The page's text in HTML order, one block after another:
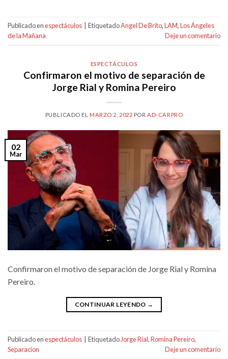
Publicado enespectáculos EtiquetadoAngel De Brito,LAM,Los Ángeles
de la Mañana
Deje un comentario
ESPECTÁCULOS
Confirmaron el motivo de separación de
Jorge Rial y Romina Pereiro
PUBLICADO EL MARZO 2, 2022 PORAD-CARPRO
02
Mar
Confirmaron el motivo de separación de Jorge Rial y Romina
Pereiro.
CONTINUAR LEYENDO →
Publicado enespectáculos Etiquetado Jorge Rial,Romina Pereiro,
Separacion
Deje un comentario